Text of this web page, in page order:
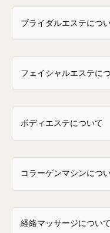
ブライダルエステにつ
フェイシャルエステに
ボディエステについて
コラーゲンマシンにつ
経絡マッサージについて